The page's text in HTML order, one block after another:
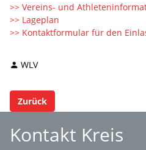
>> Vereins- und
>> Lageplan
>> Kontaktformular für den
WLV
Zurück
Kontakt Kreis